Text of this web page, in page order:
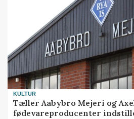
KULTUR
Tæller Aabybro Mejeri og
fødevareproducenter